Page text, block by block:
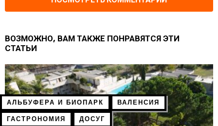
ВОЗМОЖНО, ВАМ ТАКЖЕ ПОНРАВЯТСЯ ЭТИ
СТАТЬИ
АЛЬБУФЕРА И БИОПАРК ВАЛЕНСИЯ
ГАСТРОНОМИЯ ДОСУГ